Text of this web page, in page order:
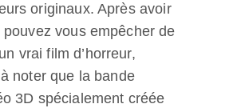
originaux. Après avoir
vous empêcher de
vrai film d’horreur,
noter que la bande
3D spécialement créée